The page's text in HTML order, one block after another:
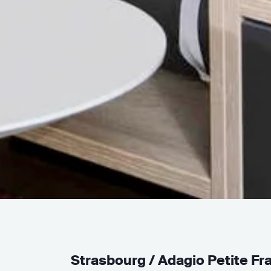
Strasbourg / Adagio Petite